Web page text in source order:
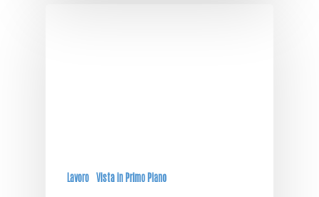
Lavoro Vista in Primo Piano